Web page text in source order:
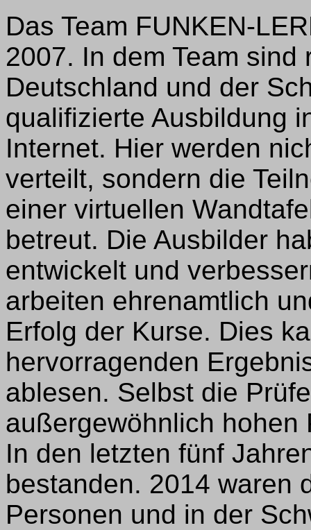
Das Team FUNKEN-
2007. In dem Team
Deutschland und der
qualifizierte Ausbildung
Internet. Hier werden
verteilt, sondern die
einer virtuellen
betreut. Die Ausbilder
entwickelt und
arbeiten ehrenamtlich
Erfolg der Kurse. Dies
hervorragenden
ablesen. Selbst die
außergewöhnlich hohen
In den letzten fünf
bestanden. 2014 waren
Personen und in der